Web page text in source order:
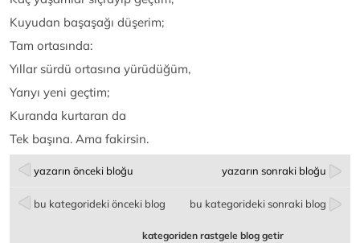
Kuyudan başaşağı düşerim;
Tam ortasında:
Yıllar sürdü ortasına yürüdüğüm,
Yarıyı yeni geçtim;
Kuranda kurtaran da
Tek başına. Ama fakirsin.
yazarın önceki bloğu yazarın sonraki bloğu
bu kategorideki önceki blog bu kategorideki sonraki blog
kategoriden rastgele blog getir